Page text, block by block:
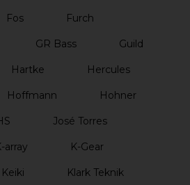
Fos Furch
GR Bass Guild
Hartke Hercules
Hoffmann Hohner
José Torres
array K-Gear
Keiki Klark Teknik